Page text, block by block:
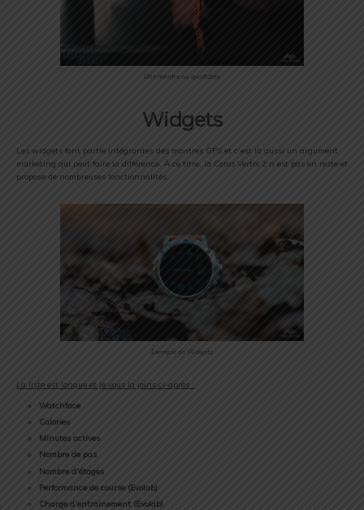
Une montre au quotidien
Widgets
Les widgets font partie intégrantes des montres GPS et c’est là aussi un argument
marketing qui peut faire la différence. À ce titre, la Coros Vertix 2 n’est pas en reste et
propose de nombreuses fonctionnalités.
Exemple de Widgets
La liste est longue et je vous la joins ci-après :
Watchface
Calories
Minutes actives
Nombre de pas
Nombre d’étages
Performance de course (Evolab)
Charge d’entrainement (Evolab)